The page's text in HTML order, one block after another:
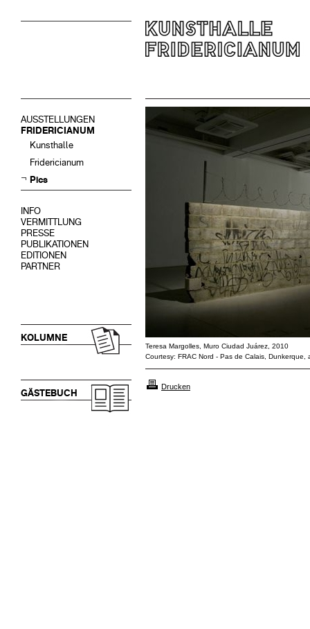
AUSSTELLUNGEN
FRIDERICIANUM
Kunsthalle
Fridericianum
Pics
INFO
VERMITTLUNG
PRESSE
PUBLIKATIONEN
EDITIONEN
PARTNER
KOLUMNE
GÄSTEBUCH
Teresa Margolles, Muro Ciudad Juárez, 2010
Courtesy: FRAC Nord - Pas de Calais,
Drucken